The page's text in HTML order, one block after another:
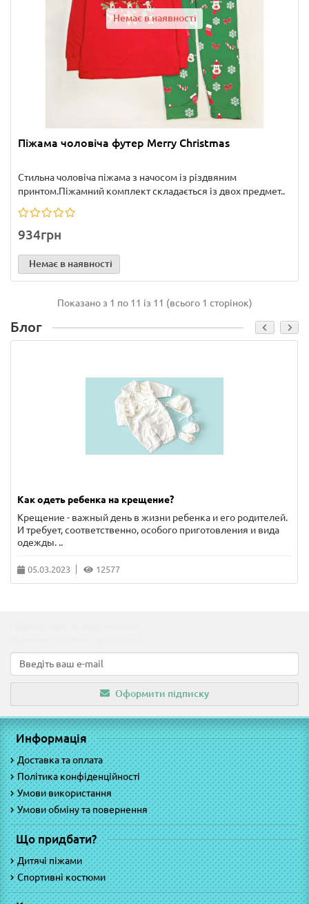
Немає в наявності
Піжама чоловіча футер Merry Christmas
Стильна чоловіча піжама з начосом із різдвяним
принтом.Піжамний комплект складається із двох предмет..
934грн
Немає в наявності
Показано з 1 по 11 із 11 (всього 1 сторінок)
Блог
Как одеть ребенка на крещение?
Крещение - важный день в жизни ребенка и его родителей.
И требует, соответственно, особого приготовления и вида
одежды. ..
05.03.2023 12577
Оформити підписку
Информація
Доставка та оплата
Політика конфіденційності
Умови використання
Умови обміну та повернення
Що придбати?
Дитячі піжами
Спортивні костюми